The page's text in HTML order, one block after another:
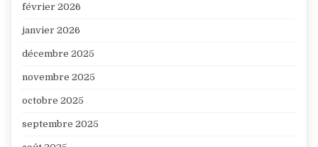
février 2026
janvier 2026
décembre 2025
novembre 2025
octobre 2025
septembre 2025